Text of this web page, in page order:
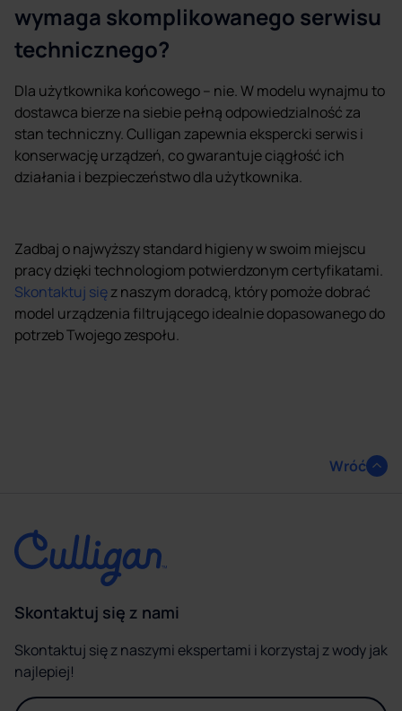
wymaga skomplikowanego serwisu
technicznego?
Dla użytkownika końcowego – nie. W modelu wynajmu to
dostawca bierze na siebie pełną odpowiedzialność za
stan techniczny. Culligan zapewnia ekspercki serwis i
konserwację urządzeń, co gwarantuje ciągłość ich
działania i bezpieczeństwo dla użytkownika.
Zadbaj o najwyższy standard higieny w swoim miejscu
pracy dzięki technologiom potwierdzonym certyfikatami.
Skontaktuj sięz naszym doradcą, który pomoże dobrać
model urządzenia filtrującego idealnie dopasowanego do
potrzeb Twojego zespołu.
Wróć
Skontaktuj się z nami
Skontaktuj się z naszymi ekspertami i korzystaj z wody jak
najlepiej!